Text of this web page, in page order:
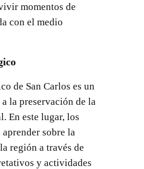
momentos de
con el medio
de San Carlos es un
la preservación de la
En este lugar, los
sobre la
región a través de
y actividades